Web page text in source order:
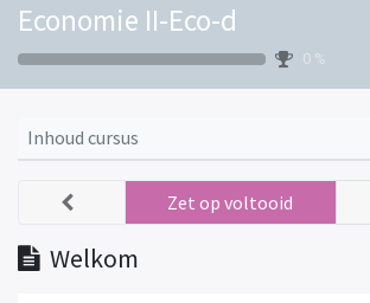
Economie II-Eco-d
0 %
Inhoud cursus
Welkom
Zet op voltooid